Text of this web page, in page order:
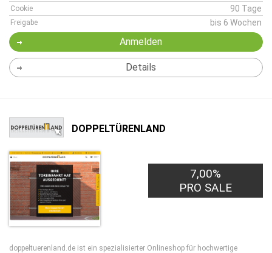
Cookie 90 Tage
Freigabe bis 6 Wochen
Anmelden
Details
DOPPELTÜRENLAND
7,00%
PRO SALE
doppeltuerenland.de ist ein spezialisierter Onlineshop für hochwertige